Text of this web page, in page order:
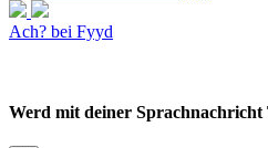
Ach? bei Fyyd
Werd mit deiner Sprachnachricht